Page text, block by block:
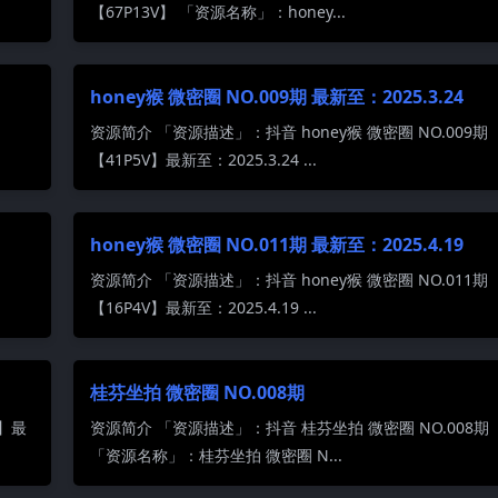
【67P13V】 「资源名称」：honey...
honey猴 微密圈 NO.009期 最新至：2025.3.24
资源简介 「资源描述」：抖音 honey猴 微密圈 NO.009期
【41P5V】最新至：2025.3.24 ...
honey猴 微密圈 NO.011期 最新至：2025.4.19
资源简介 「资源描述」：抖音 honey猴 微密圈 NO.011期
【16P4V】最新至：2025.4.19 ...
最
桂芬坐拍 微密圈 NO.008期
资源简介 「资源描述」：抖音 桂芬坐拍 微密圈 NO.008期
「资源名称」：桂芬坐拍 微密圈 N...